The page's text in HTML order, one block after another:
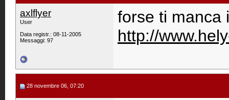
axlflyer
User
Data registr.: 08-11-2005
Messaggi: 97
forse ti manca
http://
28 novembre 06, 07:20